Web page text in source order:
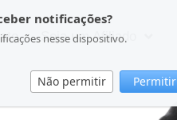
notificações?
nesse dispositivo.
Não permitir Permitir
Seja um Afiliado